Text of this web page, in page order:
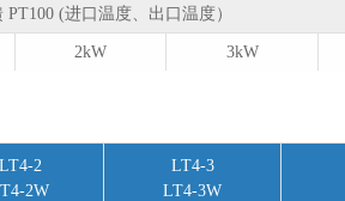
PT100 (进口温度、出口温度）
2kW 3kW
LT4-2
2W
LT4-3
LT4-3W